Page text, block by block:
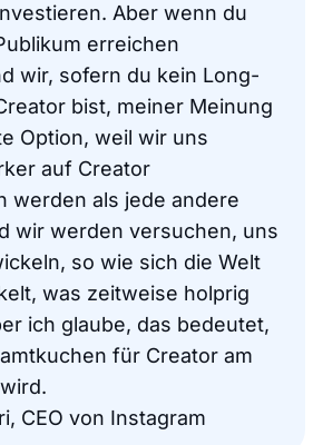
Aber wenn du
erreichen
wir, sofern du kein Long-
bist, meiner Meinung
Option, weil wir uns
auf Creator
werden als jede andere
wir werden versuchen, uns
so wie sich die Welt
was zeitweise holprig
ich glaube, das bedeutet,
für Creator am
CEO von Instagram